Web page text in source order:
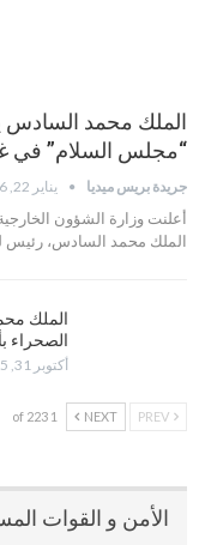
الملك محمد السادس
“مجلس السلام” في
جريدة بريس ميديا يناير 22, 2026
أعلنت وزارة الشؤون
الملك محمد السادس، رئيس
الملك
الصحراء
أكتوبر 31, 2025
NEXT
1 of 223
الأمن و القوات